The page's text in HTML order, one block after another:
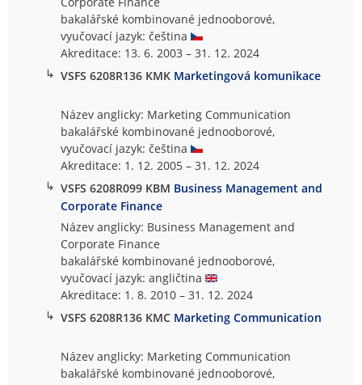
bakalářské kombinované jednooborové,
vyučovací jazyk: čeština
Akreditace: 13. 6. 2003 – 31. 12. 2024
↳ VSFS 6208R136 KMK Marketingová komunikace
Název anglicky: Marketing Communication
bakalářské kombinované jednooborové,
vyučovací jazyk: čeština
Akreditace: 1. 12. 2005 – 31. 12. 2024
↳ VSFS 6208R099 KBM Business Management and
Corporate Finance
Název anglicky: Business Management and
Corporate Finance
bakalářské kombinované jednooborové,
vyučovací jazyk: angličtina
Akreditace: 1. 8. 2010 – 31. 12. 2024
↳ VSFS 6208R136 KMC Marketing Communication
Název anglicky: Marketing Communication
bakalářské kombinované jednooborové,